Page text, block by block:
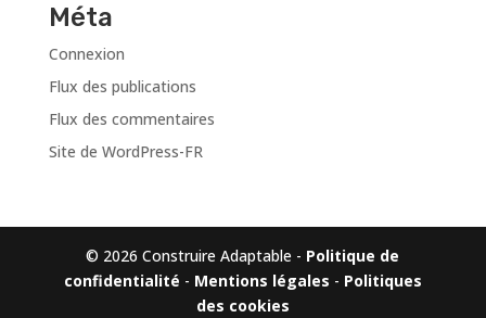
Méta
Connexion
Flux des publications
Flux des commentaires
Site de WordPress-FR
© 2026 Construire Adaptable - Politique de
confidentialité - Mentions légales - Politiques
des cookies